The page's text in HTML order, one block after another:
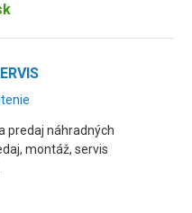
predaj náhradných
montáž, servis